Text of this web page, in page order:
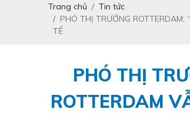
Trang chủ
Tin tức
PHÓ THỊ TRƯỞNG
TẾ
PHÓ THỊ
ROTTERDAM